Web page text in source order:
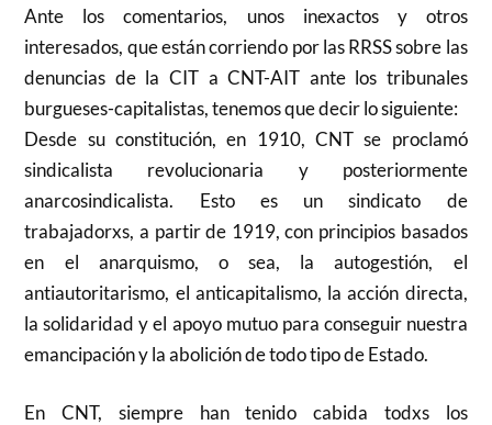
Ante los comentarios, unos inexactos y otros
interesados, que están corriendo por las RRSS sobre las
denuncias de la CIT a CNT-AIT ante los tribunales
burgueses-capitalistas, tenemos que decir lo siguiente:
Desde su constitución, en 1910, CNT se proclamó
sindicalista revolucionaria y posteriormente
anarcosindicalista. Esto es un sindicato de
trabajadorxs, a partir de 1919, con principios basados
en el anarquismo, o sea, la autogestión, el
antiautoritarismo, el anticapitalismo, la acción directa,
la solidaridad y el apoyo mutuo para conseguir nuestra
emancipación y la abolición de todo tipo de Estado.
En CNT, siempre han tenido cabida todxs los